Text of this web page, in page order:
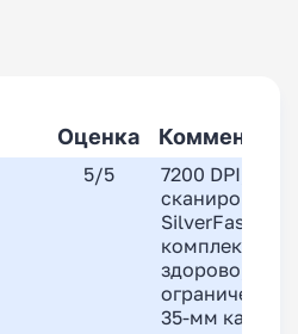
Оценка
5/5
7200 DPI, ИК-
SilverFast в
комплекте —
здорово, но
ограничено
35-мм